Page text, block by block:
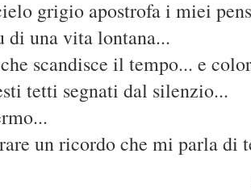
grigio apostrofa i miei
di una vita lontana...
scandisce il tempo... e
tetti segnati dal silenzio...
un ricordo che mi parla di